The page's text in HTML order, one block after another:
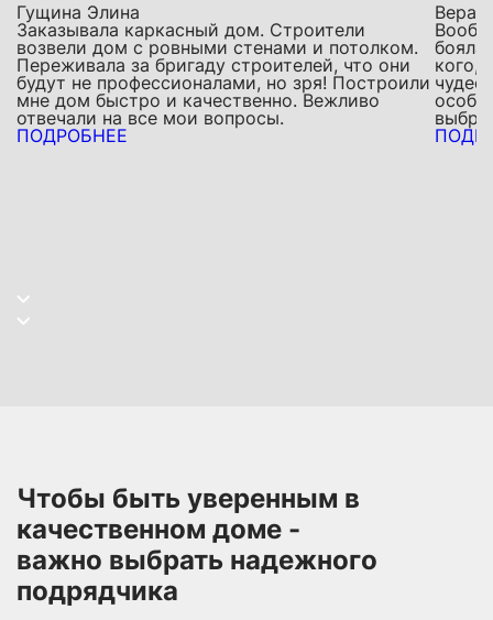
Гущина Элина
Заказывала каркасный дом. Строители
возвели дом с ровными стенами и потолком.
Переживала за бригаду строителей, что они
будут не профессионалами, но зря! Построили
мне дом быстро и качественно. Вежливо
отвечали на все мои вопросы.
ПОДРОБНЕЕ
Вера
кого,
Чтобы быть уверенным в
качественном доме -
важно выбрать надежного
подрядчика